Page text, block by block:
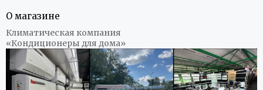
О магазине
Климатическая компания
«Кондиционеры для дома»